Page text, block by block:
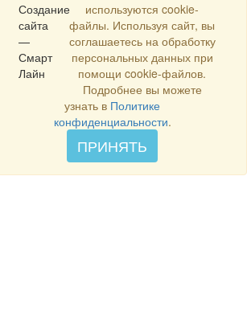
Создание
сайта
—
Смарт
Лайн
используются cookie-
файлы. Используя сайт, вы
соглашаетесь на обработку
персональных данных при
помощи cookie-файлов.
Подробнее вы можете
узнать в Политике
конфиденциальности.
ПРИНЯТЬ